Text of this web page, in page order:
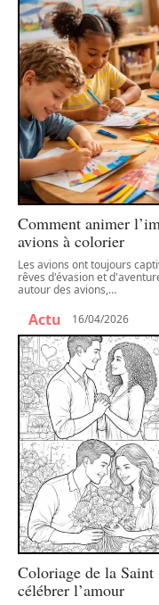
Comment animer
avions à colorier
Les avions ont toujours
rêves d'évasion et
autour des avions,…
Actu 16/04/2026
Coloriage de la Saint
célébrer l’amour